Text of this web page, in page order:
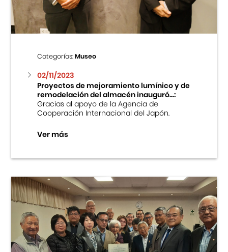
Categorías:Museo
02/11/2023
Proyectos de mejoramiento lumínico y de
remodelación del almacén inauguró...:
Gracias al apoyo de la Agencia de
Cooperación Internacional del Japón.
Ver más